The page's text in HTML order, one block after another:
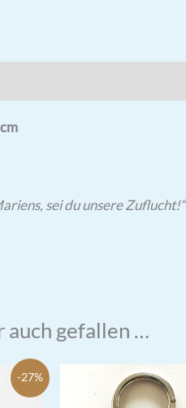
sei du unsere Zuflucht!“
auch gefallen …
-27%